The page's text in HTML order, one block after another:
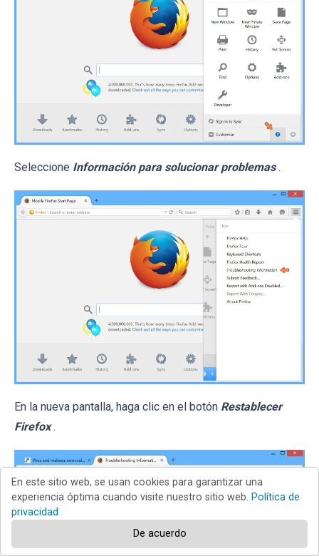
Seleccione Información para solucionar problemas .
En la nueva pantalla, haga clic en el botón Restablecer
Firefox .
En este sitio web, se usan cookies para garantizar una
experiencia óptima cuando visite nuestro sitio web. Política de
privacidad
De acuerdo